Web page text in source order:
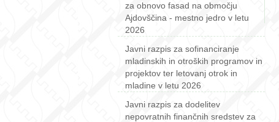
za obnovo fasad na območju
Ajdovščina - mestno jedro v letu
2026
Javni razpis za sofinanciranje
mladinskih in otroških programov in
projektov ter letovanj otrok in
mladine v letu 2026
Javni razpis za dodelitev
nepovratnih finančnih sredstev za